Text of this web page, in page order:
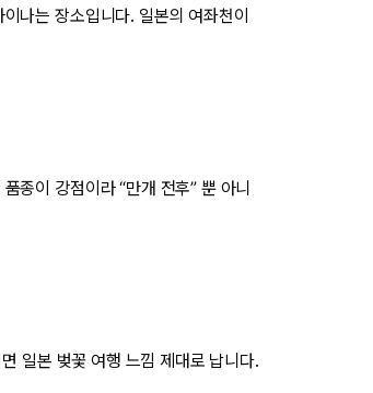
나는 장소입니다. 일본의 여좌천이
종이 강점이라 “만개 전후” 뿐 아니
일본 벚꽃 여행 느낌 제대로 납니다.